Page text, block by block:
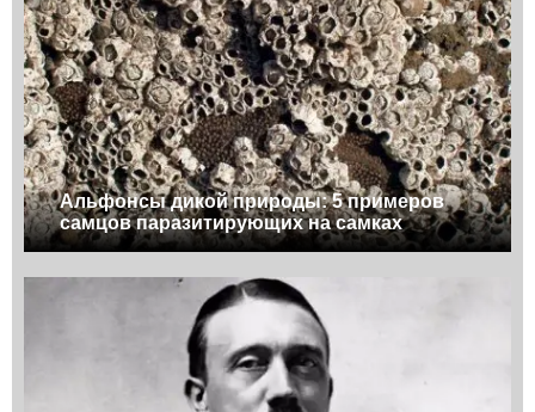
Альфонсы дикой природы: 5 примеров
самцов паразитирующих на самках